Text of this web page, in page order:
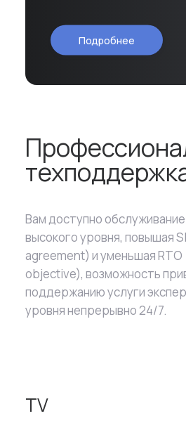
Подробнее
Вам доступно
высокого уровня, повышая
agreement) и уменьшая
objective), возможность
поддержанию услуги
уровня непрерывно 24/7.
TV